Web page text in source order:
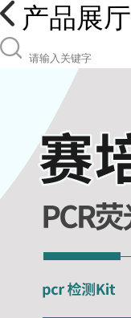
产品展厅